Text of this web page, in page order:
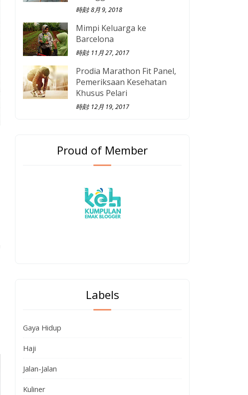
時刻: 8月 9, 2018
Mimpi Keluarga ke
Barcelona
時刻: 11月 27, 2017
Prodia Marathon Fit Panel,
Pemeriksaan Kesehatan
Khusus Pelari
時刻: 12月 19, 2017
Proud of Member
Labels
Gaya Hidup
Haji
Jalan-Jalan
Kuliner